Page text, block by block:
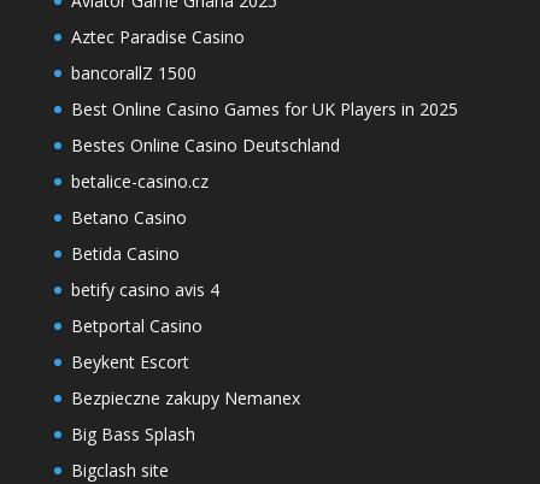
Aztec Paradise Casino
bancorallZ 1500
Best Online Casino Games for UK Players in 2025
Bestes Online Casino Deutschland
betalice-casino.cz
Betano Casino
Betida Casino
betify casino avis 4
Betportal Casino
Beykent Escort
Bezpieczne zakupy Nemanex
Big Bass Splash
Bigclash site